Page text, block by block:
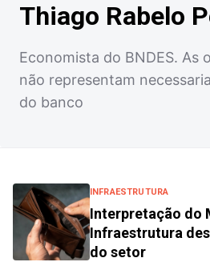
Thiago Rabelo
Economista do BNDES. As
não representam
do banco
INFRAESTRUTURA
Interpretação do
Infraestrutura
do setor